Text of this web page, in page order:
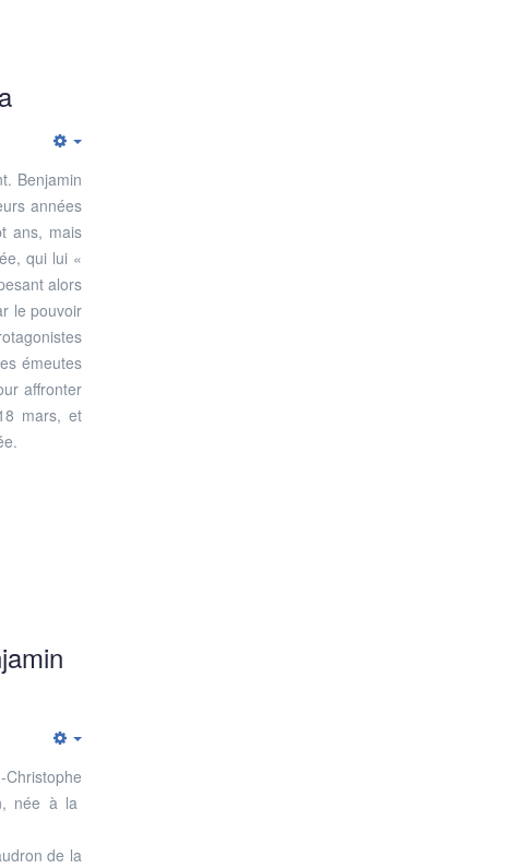
Benjamin
années
ans, mais
qui lui «
alors
le pouvoir
émeutes
affronter
mars, et
née à la
de la